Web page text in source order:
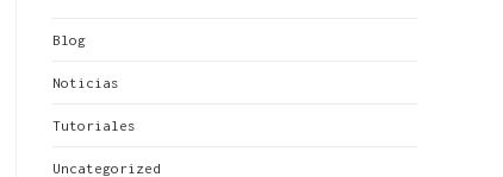
Blog
Noticias
Tutoriales
Uncategorized